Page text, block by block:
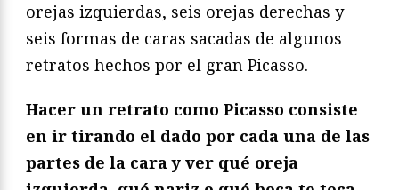
orejas izquierdas, seis orejas derechas y
seis formas de caras sacadas de algunos
retratos hechos por el gran Picasso.
Hacer un retrato como Picasso consiste
en ir tirando el dado por cada una de las
partes de la cara y ver qué oreja